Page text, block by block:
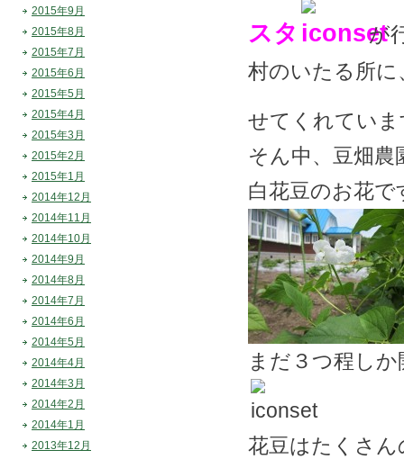
スタ
が
村のいたる所
せてくれていま
そん中、豆畑
白花豆のお花で
まだ３つ程し
花豆はたくさ
2015年9月
2015年8月
2015年7月
2015年6月
2015年5月
2015年4月
2015年3月
2015年2月
2015年1月
2014年12月
2014年11月
2014年10月
2014年9月
2014年8月
2014年7月
2014年6月
2014年5月
2014年4月
2014年3月
2014年2月
2014年1月
2013年12月